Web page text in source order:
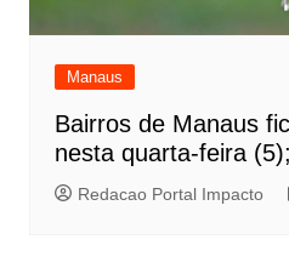
Manaus
Bairros de Manaus
nesta quarta-feira
Redacao Portal Impacto